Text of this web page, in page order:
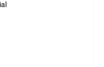
5 z 5 hviezdičiek.